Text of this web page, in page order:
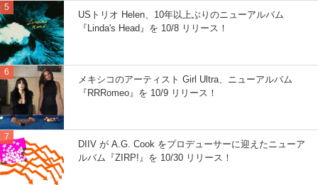
USトリオ Helen、10年以上ぶりのニューアルバム
『Linda's Head』を 10/8 リリース！
メキシコのアーティスト Girl Ultra、ニューアルバム
『RRRomeo』を 10/9 リリース！
DIIV が A.G. Cook をプロデューサーに迎えたニューア
ルバム『ZIRP!』を 10/30 リリース！